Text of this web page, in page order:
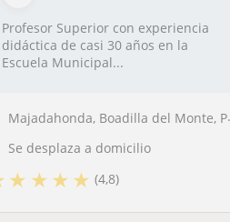
Profesor Superior con experiencia
didáctica de casi 30 años en la
Escuela Municipal...
Majadahonda, Boadilla del Monte, Pozuelo de Alarcón, Las Rozas de Madr...
Se desplaza a domicilio
★ ★★★ (4,8)